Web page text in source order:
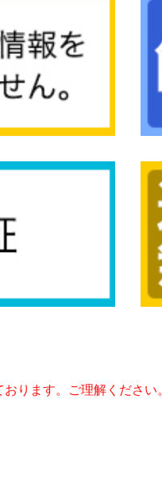
ります。ご理解ください。